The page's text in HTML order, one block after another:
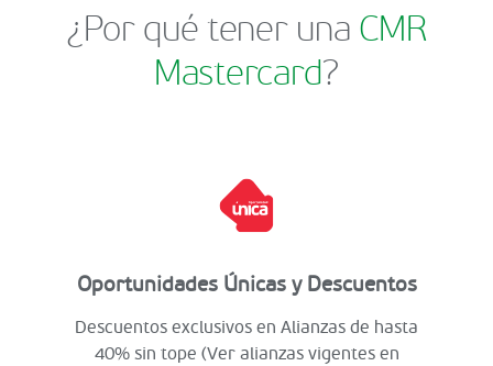
¿Por qué tener una CMR
Mastercard?
Oportunidades Únicas y Descuentos
Descuentos exclusivos en Alianzas de hasta
40% sin tope (Ver alianzas vigentes en